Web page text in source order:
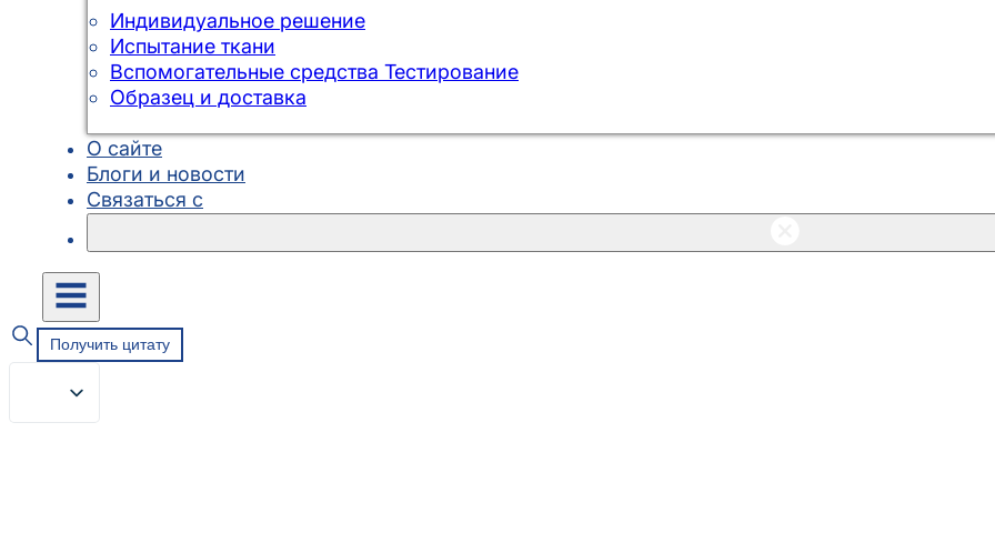
Индивидуальное решение
Испытание ткани
Вспомогательные средства Тестирование
Образец и доставка
О сайте
Блоги и новости
Связаться с
Получить цитату